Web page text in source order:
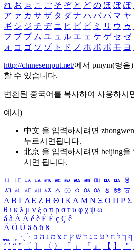
れ お ぉ こ ご そ ぞ と ど の ほ ぼ ぽ
ア ァ カ サ ザ タ ダ ナ ハ バ パ マ ヤ
ギ シ ジ チ ヂ ニ ヒ ビ ピ ミ リ ウ ゥ
フ ブ プ ム ユ ュ ル エ ェ ケ ゲ セ ゼ
ォ コ ゴ ソ ゾ ト ド ノ ホ ボ ポ モ ヨ
http://chineseinput.net/에서 pinyin(병음
할 수 있습니다.
변환된 중국어를 복사하여 사용하시
예시)
中文 을 입력하시려면 zhongwen
누르시면됩니다.
北京 을 입력하시려면 beijing을
시면 됩니다.
ㅥ ㅦ ㅧ ㅨ ㅩ ㅪ ㅫ ㅬ ㅭ ㅮ ㅯ ㅰ ㅱ
ㅺ ㅻ ㅼ ㅽ ㅾ ㅿ ㆀ ㆁ ㆂ ㆃ ㆄ ㆅ ㆆ
Α Β ΓΔ Ε Ζ Η Θ Ι ΚΛ Μ Ν Ξ Ο Π Ρ Σ
θ ι κ λ μ ν ξ ο π ρ σ τ υ φ χ ψ ω
á à Á À é è É È ç Ç ê
Ä Ö Ü ä ö ü ß
ִֶֹ ֻּ ׁׂ ף ך ל ח י ע כ ג ד ש ץ ת צ מ נ ה ב
‘ ’ “ ” 〔 〕 〈 〉 「 」 『 』 【 】 ＂